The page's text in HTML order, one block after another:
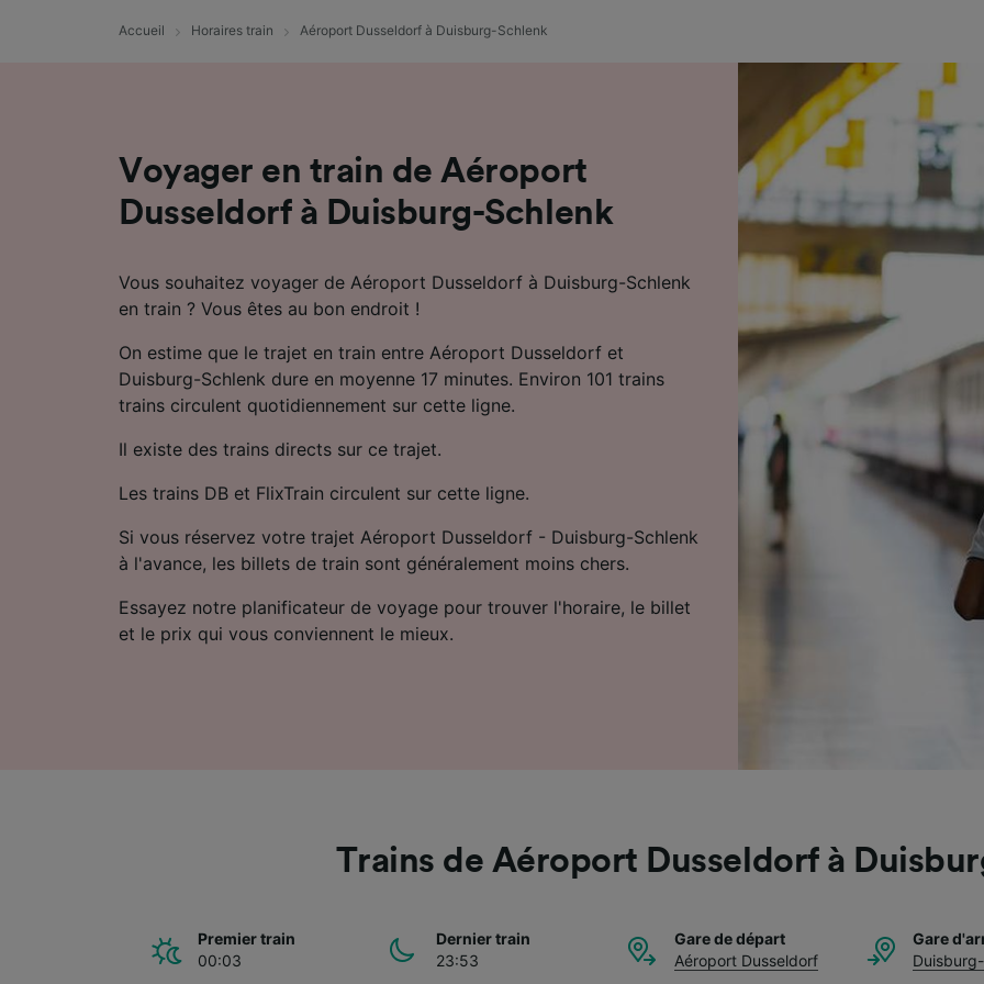
Accueil Horaires train Aéroport Dusseldorf à Duisburg-Schlenk
Voyager en train de Aéroport
Dusseldorf à Duisburg-Schlenk
Vous souhaitez voyager de Aéroport Dusseldorf à Duisburg-Schlenk
en train ? Vous êtes au bon endroit !
On estime que le trajet en train entre Aéroport Dusseldorf et
Duisburg-Schlenk dure en moyenne 17 minutes. Environ 101 trains
trains circulent quotidiennement sur cette ligne.
Il existe des trains directs sur ce trajet.
Les trains DB et FlixTrain circulent sur cette ligne.
Si vous réservez votre trajet Aéroport Dusseldorf - Duisburg-Schlenk
à l'avance, les billets de train sont généralement moins chers.
Essayez notre planificateur de voyage pour trouver l'horaire, le billet
et le prix qui vous conviennent le mieux.
Trains de Aéroport Dusseldorf à
Premier train
00:03
Dernier train
23:53
Gare de départ
Aéroport Dusseldorf
Gare
développement de services.
Liste de nos partenaires (fournisseurs)